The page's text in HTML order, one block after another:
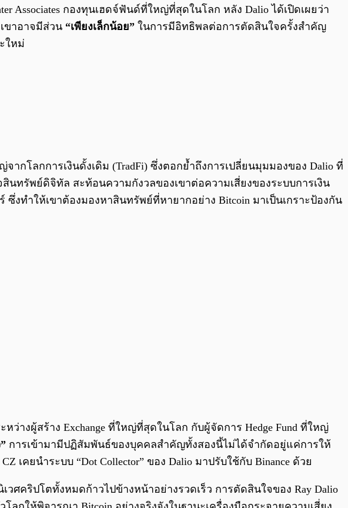
0:00 /0:00
Associates กองทุนเฮดจ์ฟันด์ที่ใหญ่ที่สุดในโลก หลัง Dalio ได้เปิดเผยว่า
ขาอาจมีส่วน “เพียงเล็กน้อย” ในการมีอิทธิพลต่อการตัดสินใจครั้งสำคัญ
ใหม่
จากโลกการเงินดั้งเดิม (TradFi) ซึ่งตอกย้ำถึงการเปลี่ยนมุมมองของ Dalio ที่
ทรัพย์ดิจิทัล สะท้อนความกังวลของเขาต่อความเสี่ยงของระบบการเงิน
งทำให้เขาต้องมองหาสินทรัพย์ที่หายากอย่าง Bitcoin มาเป็นเกราะป้องกัน
างผู้สร้าง Exchange ที่ใหญ่ที่สุดในโลก กับผู้จัดการ Hedge Fund ที่ใหญ่
การเข้ามามีปฏิสัมพันธ์ของบุคคลสำคัญทั้งสองนี้ไม่ได้จำกัดอยู่แค่การให้
คยนำระบบ “Dot Collector” ของ Dalio มาปรับใช้กับ Binance ด้วย
คริปโตทั้งหมดก้าวไปข้างหน้าอย่างรวดเร็ว การตัดสินใจของ Ray Dalio